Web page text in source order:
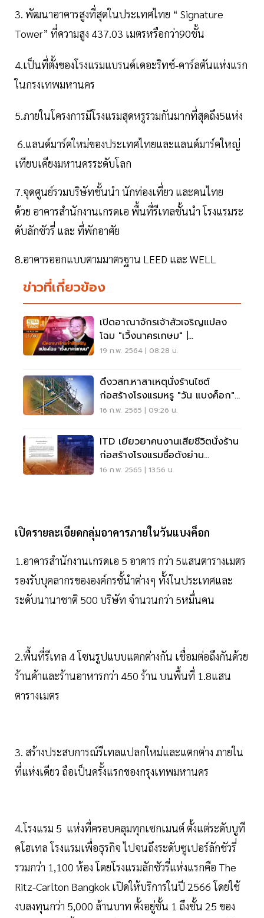
3. พัฒนาอาคารสูงที่สุดในประเทศไทย “ Signature
Tower” ที่ความสูง 437.03 เมตรหรือกว่า90ชั้น
4.เป็นที่ตั้งของโรงแรมแบรนด์เดอะริทช์-คาร์ลตันแห่งแรก
ในกรงเทพมหานคร
5.ภายในโครงการมีโรงแรมสุดหรูรวมกันมากที่สุดถึง5แห่ง
6.แลนด์มาร์คใหม่ของประเทศไทยและแลนด์มาร์คใหญ่
เทียบเคียงมหานครระดับโลก
7.จุดศูนย์รวมบริษัทชั้นนำ นักท่องเที่ยว และคนไทย
ด้วย อาคารสำนักงานเกรดเอ พื้นที่รีเทลชั้นนำ โรงแรมระ
ดับลักชัวรี่ และ ที่พักอาศัย
8.อาคารออกแบบตามมาตรฐาน LEED และ WELL
ข่าวที่เกี่ยวข้อง
เปิดอาณาจักรเจ้าสัวเจริญแปลง
โฉม "เวิ้งนาครเกษม" |
EXCLUSIVE IN BRIEF | THAN
19 ก.พ. 2564 | 08:28 น.
ดึงวสท.หาสาเหตุนั่งร้านไซต์
ก่อสร้างโรงแรมหรู "วัน แบงค็อก"
ถล่ม
16 ก.พ. 2565 | 09:26 น.
ITD เยียวยาคนงานเสียชีวิตนั่งร้าน
ก่อสร้างโรงแรมชื่อดังย่าน
พระราม4ถล่ม
16 ก.พ. 2565 | 13:56 น.
เปิดรายละเอียดกลุ่มอาคารภายในวันแบงค็อก
1.อาคารสำนักงานเกรดเอ 5 อาคาร กว่า 5แสนตารางเมตร
รองรับบุคลากรขององค์กรชั้นำต่างๆ ทั้งในประเทศและ
ระดับนานาชาติ 500 บริษัท จำนวนกว่า 5หมื่นคน
2.พื้นที่รีเทล 4 โซนรูปแบบแตกต่างกัน เชื่อมต่อถึงกันด้วย
ร้านค้าและร้านอาหารกว่า 450 ร้าน บนพื้นที่ 1.8แสน
ตารางเมตร
3. สร้างประสบการณ์รีเทลแปลกใหม่และแตกต่าง ภายใน
ที่แห่งเดียว ถือเป็นครั้งแรกของกรุงเทพมหานคร
4.โรงแรม 5 แห่งที่ครอบคลุมทุกเซกเมนต์ ตั้งแต่ระดับบูที
คโฮเทล โรงแรมเพื่อธุรกิจ ไปจนถึงระดับซูเปอร์ลักชัวรี่
รวมกว่า 1,100 ห้อง โดยโรงแรมลักชัวรี่แห่งแรกคือ The
Ritz-Carlton Bangkok เปิดให้บริการในปี 2566 โดยใช้
งบลงทุนกว่า 5,000 ล้านบาท ตั้งอยู่ชั้น 1 ถึงชั้น 25 ของ